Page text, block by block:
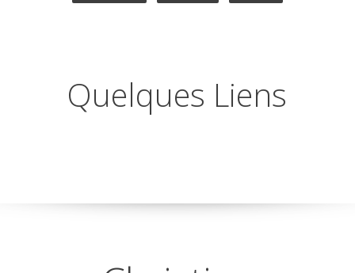
Quelques Liens